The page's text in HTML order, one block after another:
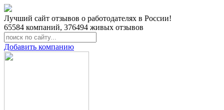
Лучший сайт отзывов о работодателях в России!
65584 компаний, 376494 живых отзывов
Добавить компанию